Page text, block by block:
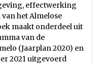
effectwerking
het Almelose
maakt onderdeel uit
van de
(Jaarplan 2020) en
2021 uitgevoerd